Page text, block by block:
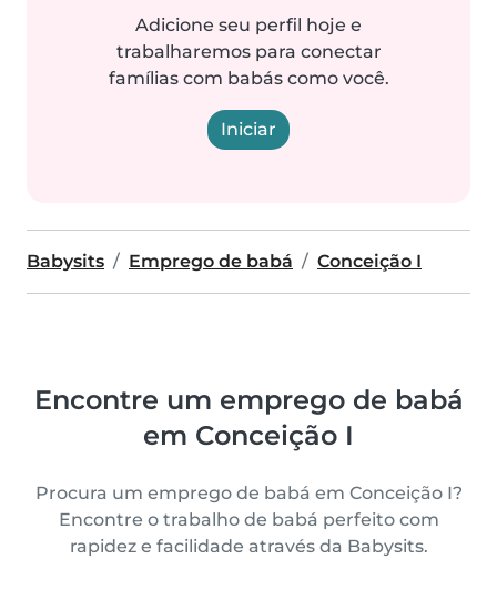
Adicione seu perfil hoje e
trabalharemos para conectar
famílias com babás como você.
Iniciar
Babysits Emprego de babá Conceição I
Encontre um emprego de babá
em Conceição I
Procura um emprego de babá em Conceição I?
Encontre o trabalho de babá perfeito com
rapidez e facilidade através da Babysits.